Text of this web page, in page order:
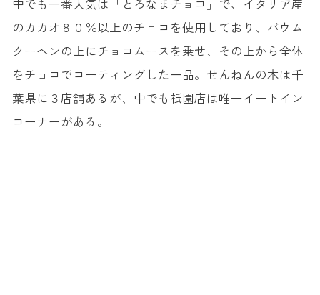
のカカオ８０％以上のチョコを使用しており、バウム
クーヘンの上にチョコムースを乗せ、その上から全体
をチョコでコーティングした一品。せんねんの木は千
葉県に３店舗あるが、中でも祇園店は唯一イートイン
コーナーがある。